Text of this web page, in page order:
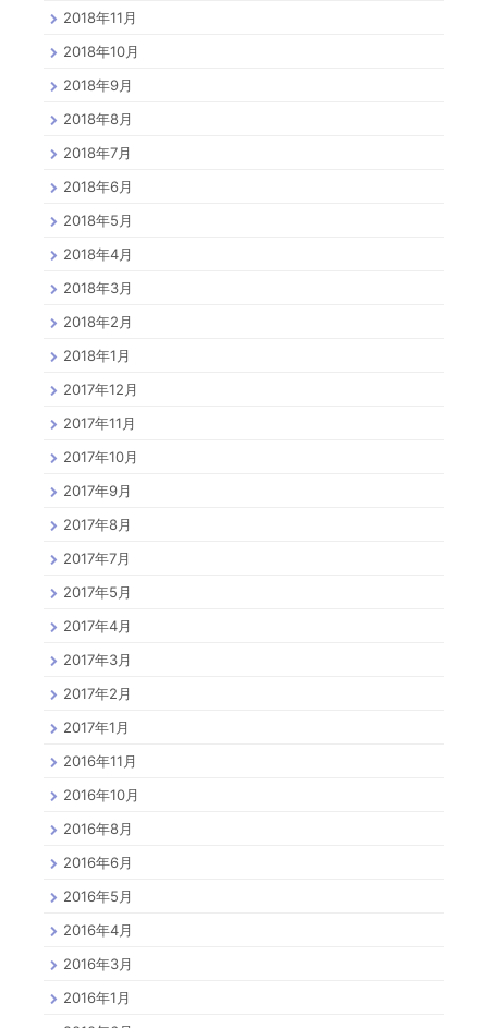
2018年11月
2018年10月
2018年9月
2018年8月
2018年7月
2018年6月
2018年5月
2018年4月
2018年3月
2018年2月
2018年1月
2017年12月
2017年11月
2017年10月
2017年9月
2017年8月
2017年7月
2017年5月
2017年4月
2017年3月
2017年2月
2017年1月
2016年11月
2016年10月
2016年8月
2016年6月
2016年5月
2016年4月
2016年3月
2016年1月